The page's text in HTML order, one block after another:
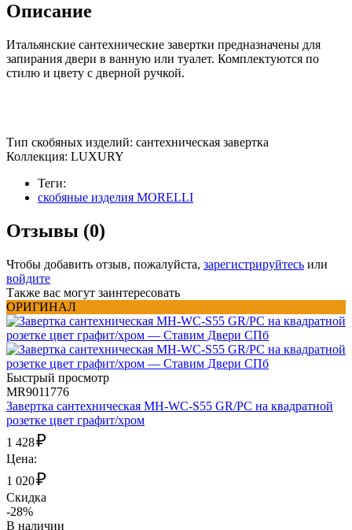
Описание
Итальянские сантехнические завертки предназначены для
запирания двери в ванную или туалет. Комплектуются по
стилю и цвету с дверной ручкой.
Тип скобяных изделий: сантехническая завертка
Коллекция: LUXURY
Теги:
скобяные изделия MORELLI
Отзывы (0)
Чтобы добавить отзыв, пожалуйста, зарегистрируйтесь или
войдите
Также вас могут заинтересовать
ОРИГИНАЛ
Быстрый просмотр
MR9011776
Завертка сантехническая MH-WC-S55 GR/PC на квадратной
розетке цвет графит/хром
1 428₽
Цена:
1 020₽
Скидка
-28%
В наличии